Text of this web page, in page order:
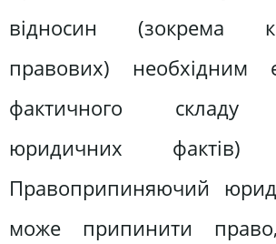
відносин (зокрема
правових) необхідним
фактичного складу
юридичних
Правоприпиняючий
може припинити право,